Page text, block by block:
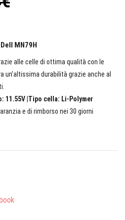
MN79H
alle celle di ottima qualità con le
durabilità grazie anche al
11.55V |Tipo cella: Li-Polymer
e di rimborso nei 30 giorni